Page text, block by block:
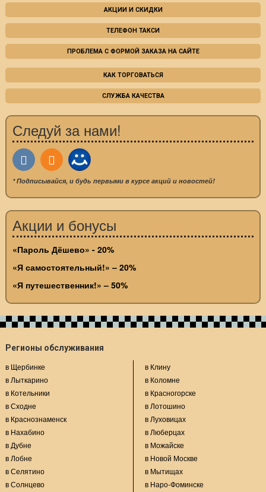
АКЦИИ И СКИДКИ
ТЕЛЕФОН ТАКСИ
ПРОБЛЕМА С ФОРМОЙ ЗАКАЗА НА САЙТЕ
КАК ТОРГОВАТЬСЯ
СЛУЖБА КАЧЕСТВА
Следуй за нами!
* Подписывайся, и будь первыми в курсе акций и новостей!
Акции и бонусы
«Пароль Дёшево» - 20%
«Я самостоятельный!» – 20%
«Я путешественник!» – 50%
Регионы обслуживания
в Щербинке
в Лыткарино
в Котельники
в Сходне
в Краснознаменск
в Нахабино
в Дубне
в Лобне
в Селятино
в Солнцево
в Клину
в Коломне
в Красногорске
в Лотошино
в Луховицах
в Люберцах
в Можайске
в Новой Москве
в Мытищах
в Наро-Фоминске